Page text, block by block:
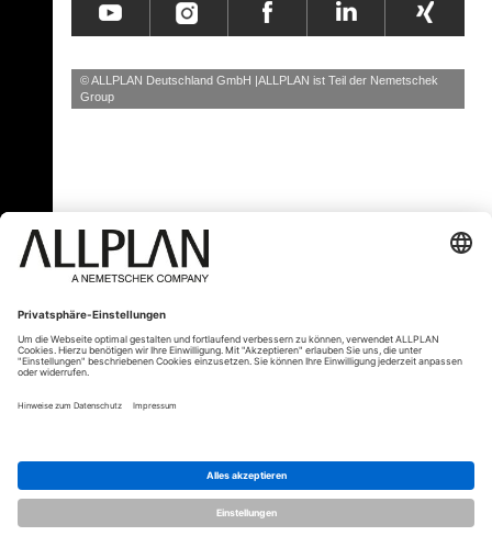
© ALLPLAN Deutschland GmbH ALLPLAN ist Teil der Nemetschek
Group